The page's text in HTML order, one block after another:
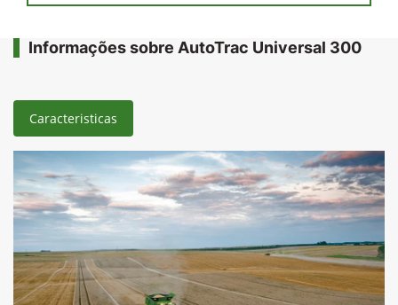
Informações sobre AutoTrac Universal 300
Caracteristicas